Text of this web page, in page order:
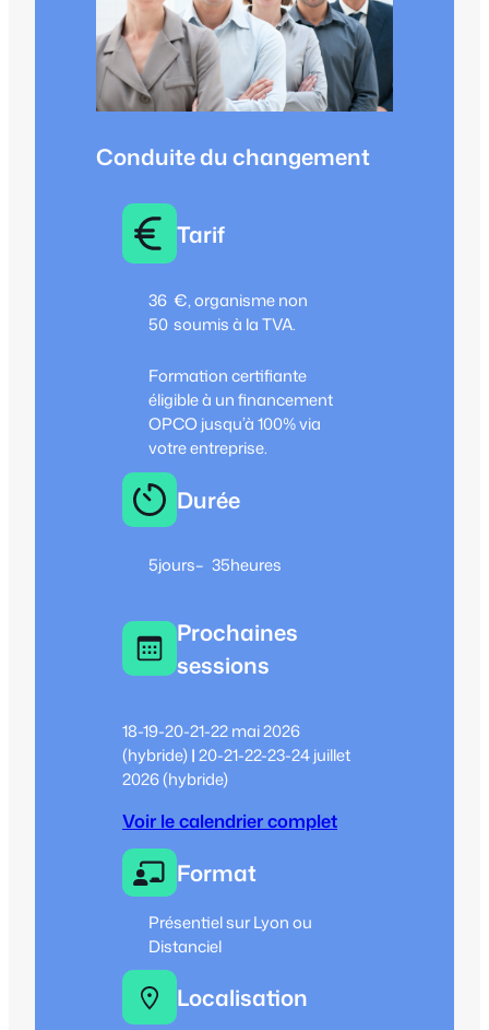
Conduite du changement
Tarif
36
50
€, organisme non
soumis à la TVA.
Formation certifiante
éligible à un financement
OPCO jusqu’à 100% via
votre entreprise.
Durée
5jours– 35heures
Prochaines
sessions
18-19-20-21-22 mai 2026
(hybride)|20-21-22-23-24 juillet
2026 (hybride)
Voir le calendrier complet
Format
Présentiel sur Lyon ou
Distanciel
Localisation